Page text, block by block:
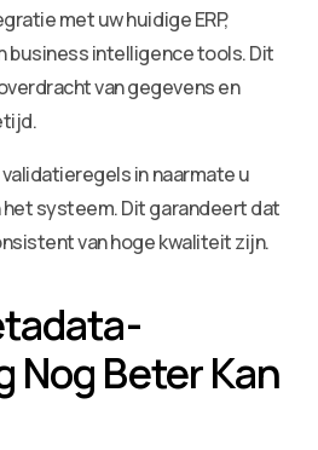
met uw huidige ERP,
business intelligence tools. Dit
van gegevens en
in naarmate u
systeem. Dit garandeert dat
van hoge kwaliteit zijn.
Nog Beter Kan